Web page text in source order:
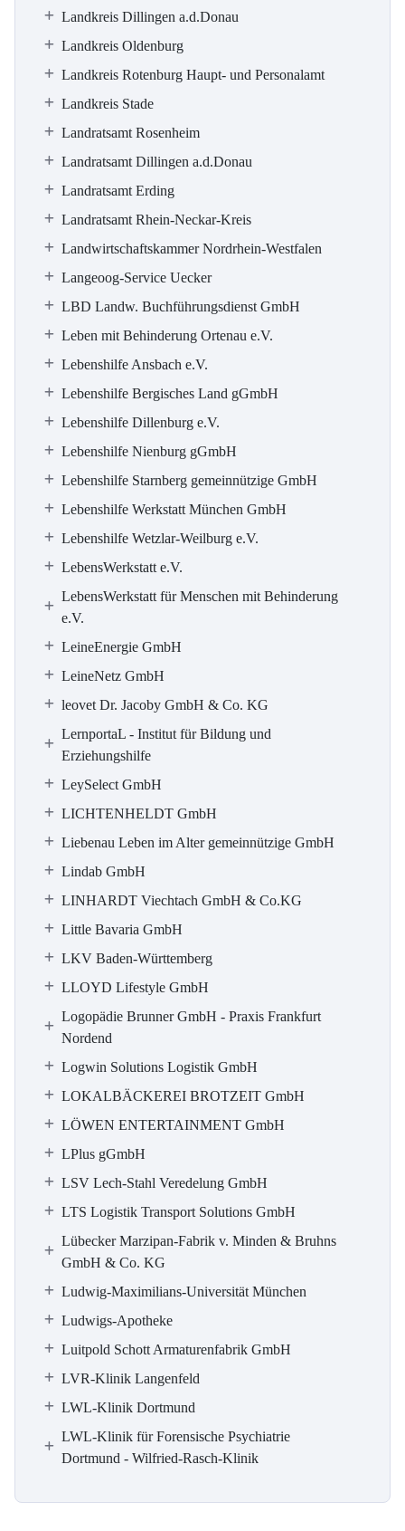
Landkreis Dillingen a.d.Donau
Landkreis Oldenburg
Landkreis Rotenburg Haupt- und Personalamt
Landkreis Stade
Landratsamt Rosenheim
Landratsamt Dillingen a.d.Donau
Landratsamt Erding
Landratsamt Rhein-Neckar-Kreis
Landwirtschaftskammer Nordrhein-Westfalen
Langeoog-Service Uecker
LBD Landw. Buchführungsdienst GmbH
Leben mit Behinderung Ortenau e.V.
Lebenshilfe Ansbach e.V.
Lebenshilfe Bergisches Land gGmbH
Lebenshilfe Dillenburg e.V.
Lebenshilfe Nienburg gGmbH
Lebenshilfe Starnberg gemeinnützige GmbH
Lebenshilfe Werkstatt München GmbH
Lebenshilfe Wetzlar-Weilburg e.V.
LebensWerkstatt e.V.
LebensWerkstatt für Menschen mit Behinderung
e.V.
LeineEnergie GmbH
LeineNetz GmbH
leovet Dr. Jacoby GmbH & Co. KG
LernportaL - Institut für Bildung und
Erziehungshilfe
LeySelect GmbH
LICHTENHELDT GmbH
Liebenau Leben im Alter gemeinnützige GmbH
Lindab GmbH
LINHARDT Viechtach GmbH & Co.KG
Little Bavaria GmbH
LKV Baden-Württemberg
LLOYD Lifestyle GmbH
Logopädie Brunner GmbH - Praxis Frankfurt
Nordend
Logwin Solutions Logistik GmbH
LOKALBÄCKEREI BROTZEIT GmbH
LÖWEN ENTERTAINMENT GmbH
LPlus gGmbH
LSV Lech-Stahl Veredelung GmbH
LTS Logistik Transport Solutions GmbH
Lübecker Marzipan-Fabrik v. Minden & Bruhns
GmbH & Co. KG
Ludwig-Maximilians-Universität München
Ludwigs-Apotheke
Luitpold Schott Armaturenfabrik GmbH
LVR-Klinik Langenfeld
LWL-Klinik Dortmund
LWL-Klinik für Forensische Psychiatrie
Dortmund - Wilfried-Rasch-Klinik